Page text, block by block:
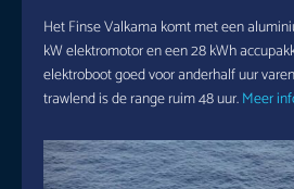
Het Finse Valkama komt met een
kW elektromotor en een 28 kWh
elektroboot goed voor anderhalf uur
trawlend is de range ruim 48 uur.Meer